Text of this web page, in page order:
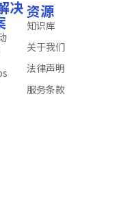
决资源
知识库
关于我们
法律声明
服务条款